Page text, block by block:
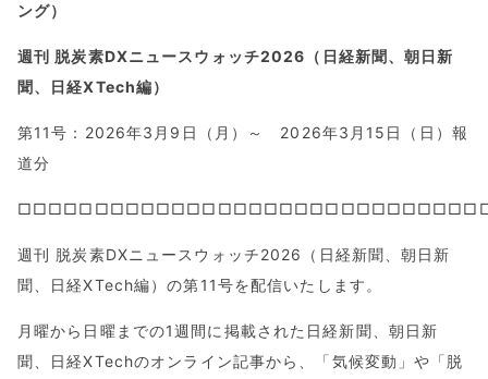
ング）
週刊 脱炭素DXニュースウォッチ2026（日経新聞、朝日新
聞、日経XTech編）
第11号：2026年3月9日（月）～ 2026年3月15日（日）報
道分
週刊 脱炭素DXニュースウォッチ2026（日経新聞、朝日新
聞、日経XTech編）の第11号を配信いたします。
月曜から日曜までの1週間に掲載された日経新聞、朝日新
聞、日経XTechのオンライン記事から、「気候変動」や「脱